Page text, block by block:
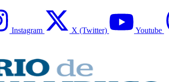
Instagram X (Twitter) Youtube